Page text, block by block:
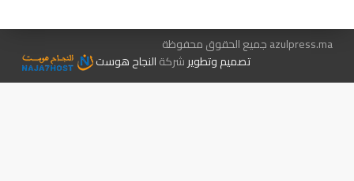
azulpress.ma جميع الحقوق محفوظة
تصميم وتطويرشركةالنجاح هوست